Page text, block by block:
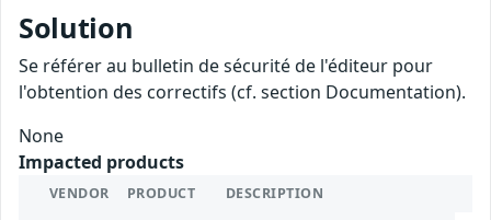
Solution
Se référer au bulletin de sécurité de l'éditeur pour
l'obtention des correctifs (cf. section Documentation).
None
Impacted products
VENDOR PRODUCT DESCRIPTION